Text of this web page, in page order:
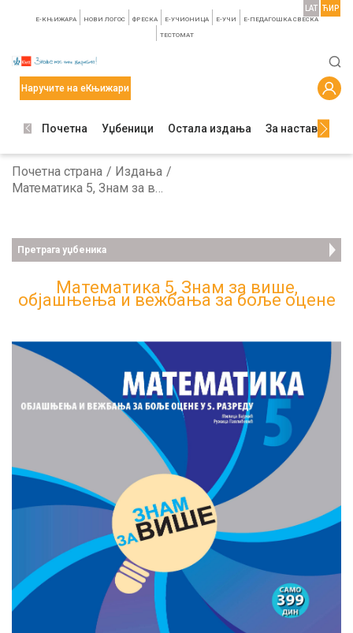
E-КЊИЖАРА НОВИ ЛОГОС ФРЕСКА E-УЧИОНИЦА E-УЧИ Е-ПЕДАГОШКА СВЕСКА
TЕСТОМАТ
LAT ЋИР
Наручите на еКњижари
Почетна Уџбеници Остала издања За наставнике
Почетна страна
Издања
Математика 5, Знам за више, oбјашњења и вежбања за боље оцене
Претрага уџбеника
Математика 5, Знам за више,
oбјашњења и вежбања за боље оцене